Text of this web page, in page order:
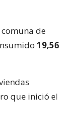
de
19,56
que inició el